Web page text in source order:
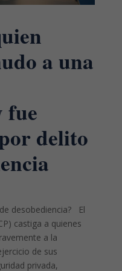
a una
fue
delito
desobediencia? El
castiga a quienes
a la
de sus
privada,